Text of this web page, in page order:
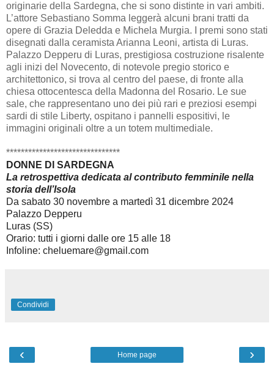
originarie della Sardegna, che si sono distinte in vari ambiti.
L’attore Sebastiano Somma leggerà alcuni brani tratti da
opere di Grazia Deledda e Michela Murgia. I premi sono stati
disegnati dalla ceramista Arianna Leoni, artista di Luras.
Palazzo Depperu di Luras, prestigiosa costruzione risalente
agli inizi del Novecento, di notevole pregio storico e
architettonico, si trova al centro del paese, di fronte alla
chiesa ottocentesca della Madonna del Rosario. Le sue
sale, che rappresentano uno dei più rari e preziosi esempi
sardi di stile Liberty, ospitano i pannelli espositivi, le
immagini originali oltre a un totem multimediale.
*******************************
DONNE DI SARDEGNA
La retrospettiva dedicata al contributo femminile nella
storia dell’Isola
Da sabato 30 novembre a martedì 31 dicembre 2024
Palazzo Depperu
Luras (SS)
Orario: tutti i giorni dalle ore 15 alle 18
Infoline: cheluemare@gmail.com
Condividi
‹ ›
Home page